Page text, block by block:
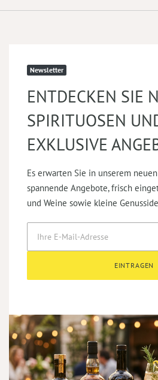
Newsletter
ENTDECKEN SIE
SPIRITUOSEN
EXKLUSIVE
Es erwarten Sie in unserem
spannende Angebote, frisch
und Weine sowie kleine
EINTRAGEN